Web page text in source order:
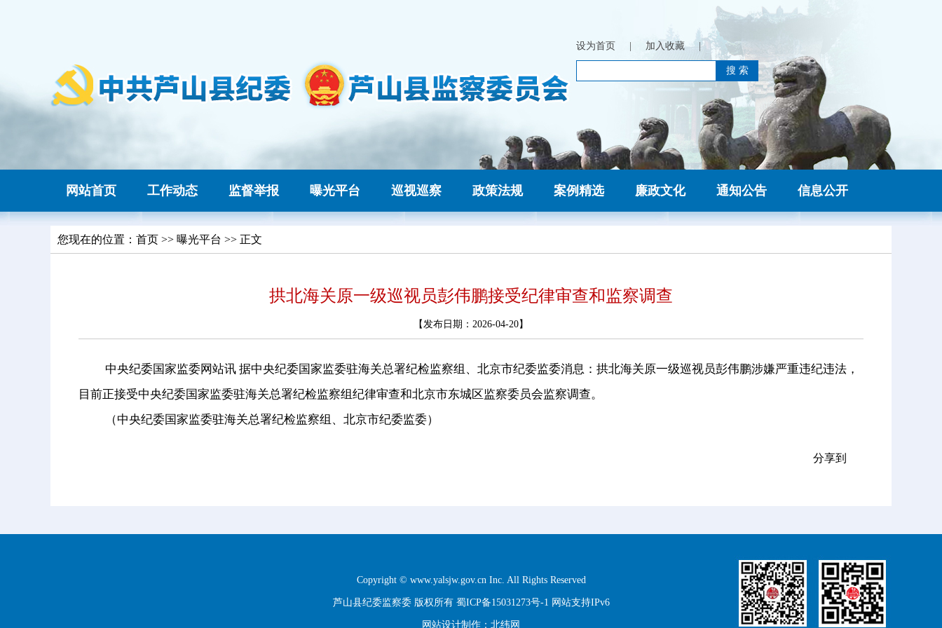
设为首页 加入收藏|
网站首页 工作动态 监督举报 曝光平台 巡视巡察 政策法规 案例精选 廉政文化 通知公告 信息公开
您现在的位置： 首页 >> 曝光平台 >> 正文
拱北海关原一级巡视员彭伟鹏接受纪律审查和监察调查
【发布日期：2026-04-20】
中央纪委国家监委网站讯 据中央纪委国家监委驻海关总署纪检监察组、北京市纪委监委消息：拱北海关原一级巡视员彭伟鹏涉嫌严重违纪违法，
目前正接受中央纪委国家监委驻海关总署纪检监察组纪律审查和北京市东城区监察委员会监察调查。
（中央纪委国家监委驻海关总署纪检监察组、北京市纪委监委）
分享到
Copyright © www.yalsjw.gov.cn Inc. All Rights Reserved
芦山县纪委监察委 版权所有 蜀ICP备15031273号-1 网站支持IPv6
网站设计制作： 北纬网